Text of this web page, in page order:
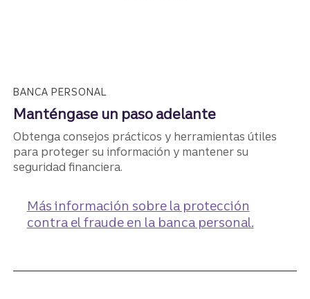
BANCA PERSONAL
Manténgase un paso adelante
Obtenga consejos prácticos y herramientas útiles
para proteger su información y mantener su
seguridad financiera.
Más información sobre la protección
contra el fraude en la banca personal​​​​​​​.